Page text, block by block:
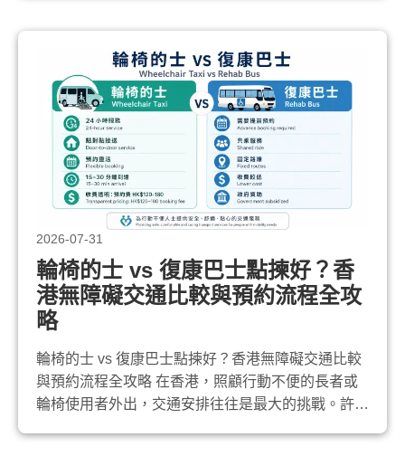
案。 然而，對於從未預約過輪椅的士的新手照顧者
來說，心中難免會充滿疑問：「預約流程是怎樣
的？」、「我的輪椅放得下嗎？」、「司機會幫忙...
2026-07-31
輪椅的士 vs 復康巴士點揀好？香
港無障礙交通比較與預約流程全攻
略
輪椅的士 vs 復康巴士點揀好？香港無障礙交通比較
與預約流程全攻略 在香港，照顧行動不便的長者或
輪椅使用者外出，交通安排往往是最大的挑戰。許多